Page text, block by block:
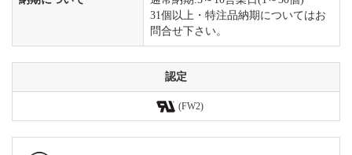
31個以上・特注品納期についてはお
問合せ下さい。
認定
(FW2)